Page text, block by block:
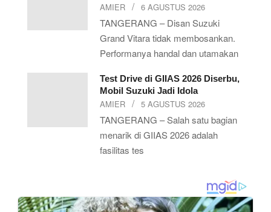
AMIER 6 AGUSTUS 2026
TANGERANG – Disan Suzuki
Grand Vitara tidak membosankan.
Performanya handal dan utamakan
Test Drive di GIIAS 2026 Diserbu,
Mobil Suzuki Jadi Idola
AMIER 5 AGUSTUS 2026
TANGERANG – Salah satu bagian
menarik di GIIAS 2026 adalah
fasilitas tes